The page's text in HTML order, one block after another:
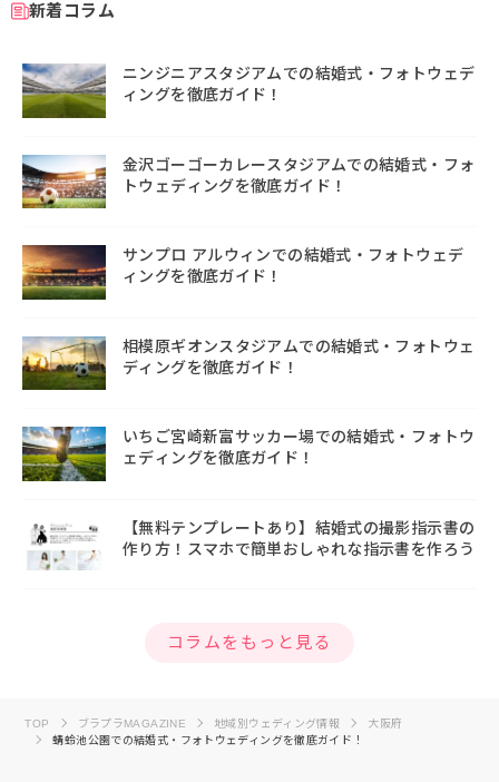
新着コラム
ニンジニアスタジアムでの結婚式・フォトウェデ
ィングを徹底ガイド！
金沢ゴーゴーカレースタジアムでの結婚式・フォ
トウェディングを徹底ガイド！
サンプロ アルウィンでの結婚式・フォトウェデ
ィングを徹底ガイド！
相模原ギオンスタジアムでの結婚式・フォトウェ
ディングを徹底ガイド！
いちご宮崎新富サッカー場での結婚式・フォトウ
ェディングを徹底ガイド！
【無料テンプレートあり】結婚式の撮影指示書の
作り方！スマホで簡単おしゃれな指示書を作ろう
コラムをもっと見る
TOP ブラプラMAGAZINE 地域別ウェディング情報
大阪府
蜻蛉池公園での結婚式・フォトウェディングを徹底ガイド！